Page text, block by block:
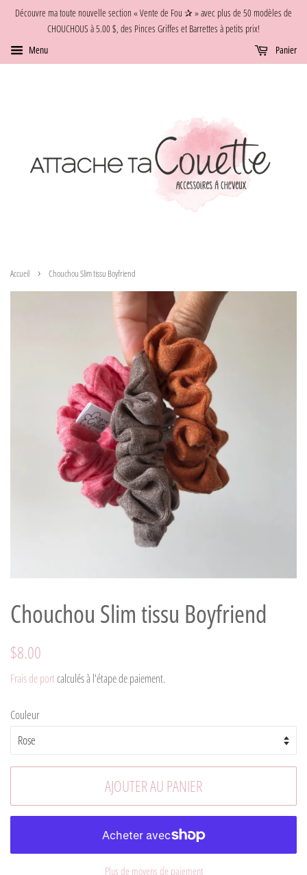
Découvre ma toute nouvelle section « Vente de Fou ✰ » avec plus de 50 modèles de
CHOUCHOUS à 5.00 $, des Pinces Griffes et Barrettes à petits prix!
Menu
Panier
Accueil › Chouchou Slim tissu Boyfriend
Chouchou Slim tissu Boyfriend
Prix
$8.00
Frais de portcalculés à l'étape de paiement.
Couleur
AJOUTER AU PANIER
Plus de moyens de paiement